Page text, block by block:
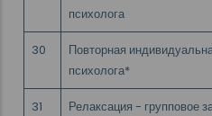
психолога
30
Повторная
психолога*
31
Релаксация - групповое